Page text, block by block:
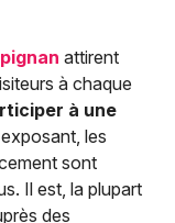
attirent
à chaque
à une
les
sont
Il est, la plupart
des